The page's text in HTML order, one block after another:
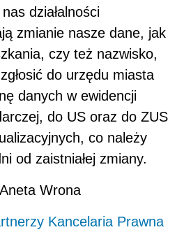
działalności
zmianie nasze dane, jak
czy też nazwisko,
do urzędu miasta
danych w ewidencji
do US oraz do ZUS
co należy
od zaistniałej zmiany.
Wrona
Kancelaria Prawna